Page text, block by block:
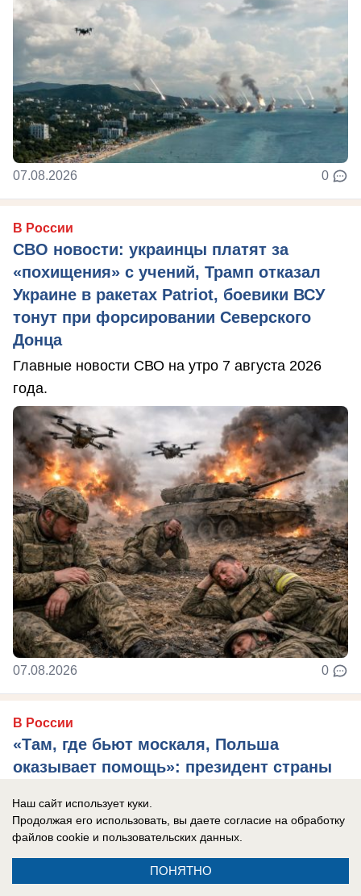
07.08.2026 0
В России
СВО новости: украинцы платят за
«похищения» с учений, Трамп отказал
Украине в ракетах Patriot, боевики ВСУ
тонут при форсировании Северского
Донца
Главные новости СВО на утро 7 августа 2026
года.
07.08.2026 0
В России
«Там, где бьют москаля, Польша
оказывает помощь»: президент страны
России
Захарова: Это пример «клинической
русофобии», которая «влияет на когнитивные
способности».
Наш сайт использует куки.
Продолжая его использовать, вы даете согласие на обработку
файлов cookie и пользовательских данных.
ПОНЯТНО